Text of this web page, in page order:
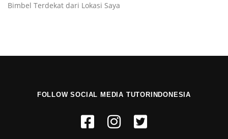
Bimbel Terdekat dari Lokasi Saya
FOLLOW SOCIAL MEDIA TUTORINDONESIA